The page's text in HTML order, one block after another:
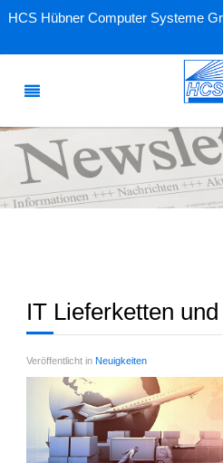
HCS Hübner Computer Systeme
IT Lieferketten
Veröffentlicht in Neuigkeiten